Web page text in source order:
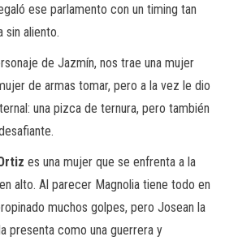
ese parlamento con un timing tan
sin aliento.
de Jazmín, nos trae una mujer
de armas tomar, pero a la vez le dio
una pizca de ternura, pero también
es una mujer que se enfrenta a la
alto. Al parecer Magnolia tiene todo en
muchos golpes, pero Josean la
presenta como una guerrera y